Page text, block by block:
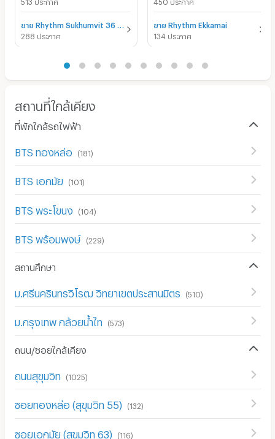
288 ประกาศ
ขาย Rhythm Ekkamai
134 ประกาศ
สถานที่ใกล้เคียง
ที่พักใกล้รถไฟฟ้า
BTS ทองหล่อ (181)
BTS เอกมัย (101)
BTS พระโขนง (104 )
BTS พร้อมพงษ์ (229)
สถานศึกษา
ม.ศรีนครินทรวิโรฒ วิทยาเขตประสานมิตร (510)
ม.กรุงเทพ กล้วยน้ำไท (573)
ถนน/ซอยใกล้เคียง
ถนนสุขุมวิท (1025)
ซอยทองหล่อ (สุขุมวิท 55) (132)
ซอยเอกมัย (สุขุมวิท 63) (116)